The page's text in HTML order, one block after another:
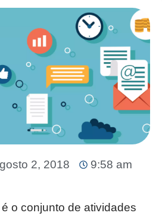
2, 2018 9:58 am
é o conjunto de atividades